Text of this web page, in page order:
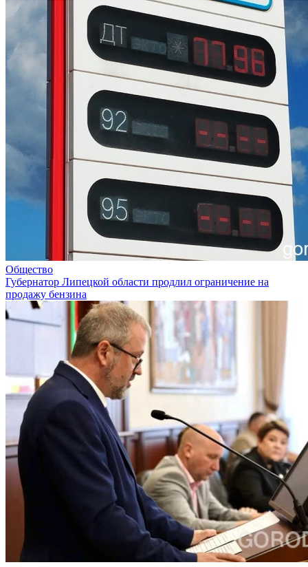
Общество
Губернатор Липецкой области продлил ограничение на
продажу бензина